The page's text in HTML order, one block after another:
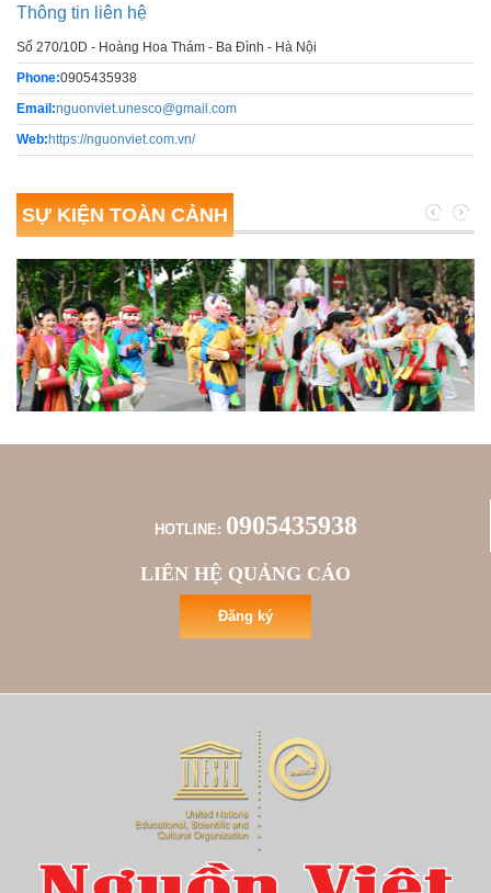
Thông tin liên hệ
Số 270/10D - Hoàng Hoa Thám - Ba Đình - Hà Nội
Phone:0905435938
Email:nguonviet.unesco@gmail.com
Web: https://nguonviet.com.vn/
SỰ KIỆN TOÀN CẢNH
HOTLINE: 0905435938
LIÊN HỆ QUẢNG CÁO
Đăng ký